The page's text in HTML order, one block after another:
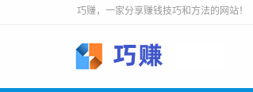
巧赚，一家分享赚钱技巧和方法的网站！